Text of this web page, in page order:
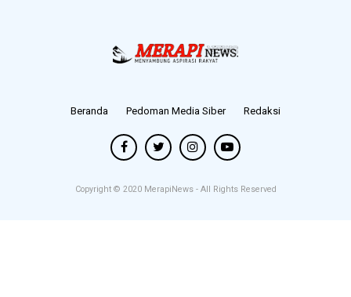
Beranda Pedoman Media Siber Redaksi
Copyright © 2020 MerapiNews - All Rights Reserved